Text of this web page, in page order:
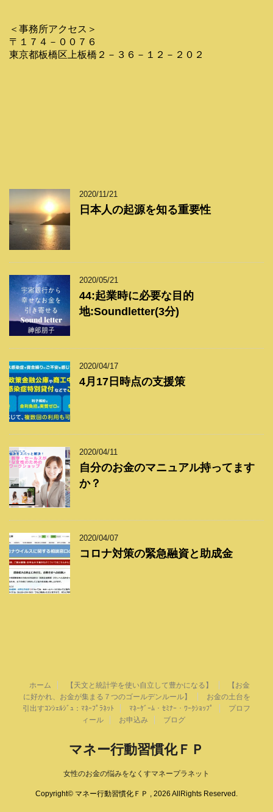
＜事務所アクセス＞
〒１７４－００７６
東京都板橋区上板橋２－３６－１２－２０２
2020/11/21
日本人の起源を知る重要性
2020/05/21
44:起業時に必要な目的
地:Soundletter(3分)
2020/04/17
4月17日時点の支援策
2020/04/11
自分のお金のマニュアル持ってます
か？
2020/04/07
コロナ対策の緊急融資と助成金
ホーム 【天文と統計学を使い自立して豊かになる】
【お金
に好かれ、お金が集まる７つのゴールデンルール】
お金の土台を
引出すｺﾝｼｪﾙｼﾞｭ：ﾏﾈｰﾌﾟﾗﾈｯﾄ
ﾏﾈｰｹﾞｰﾑ・ｾﾐﾅｰ・ﾜｰｸｼｮｯﾌﾟ
プロフ
ィール
お申込み ブログ
マネー行動習慣化ＦＰ
女性のお金の悩みをなくすマネープラネット
Copyright© マネー行動習慣化ＦＰ , 2026 AllRights Reserved.